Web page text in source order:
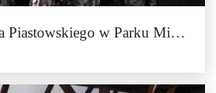
Figura Orła Piastowskiego w Parku Miejskim w Ziębicach